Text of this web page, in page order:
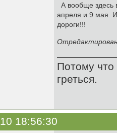
А вообще здесь
апреля и 9 мая.
дороги!!!
Потому что
греться.
18:56:30